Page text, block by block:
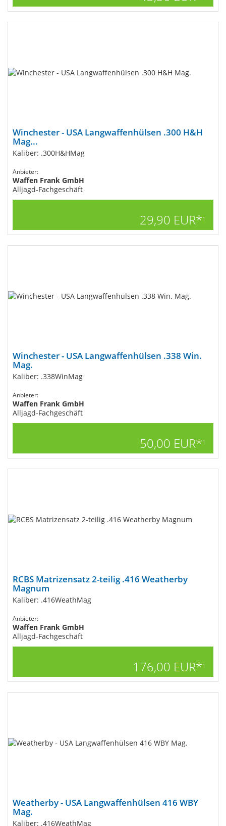
Winchester - USA Langwaffenhülsen .300 H&H
Mag...
Kaliber: .300H&HMag
Anbieter:
Waffen Frank GmbH
Alljagd-Fachgeschäft
29,90 EUR*1
Winchester - USA Langwaffenhülsen .338 Win.
Mag.
Kaliber: .338WinMag
Anbieter:
Waffen Frank GmbH
Alljagd-Fachgeschäft
50,00 EUR*1
RCBS Matrizensatz 2-teilig .416 Weatherby
Magnum
Kaliber: .416WeathMag
Anbieter:
Waffen Frank GmbH
Alljagd-Fachgeschäft
176,00 EUR*1
Weatherby - USA Langwaffenhülsen 416 WBY
Mag.
Kaliber: .416WeathMag